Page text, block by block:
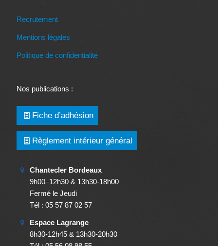
Recrutement
Mentions légales
Politique de confidentialité
Nos publications :
Fiche d’adhésion
Règlement intérieur général
Chantecler Bordeaux
9h00–12h30 & 13h30-18h00
Fermé le Jeudi
Tél : 05 57 87 02 57
Espace Lagrange
8h30-12h45 & 13h30-20h30